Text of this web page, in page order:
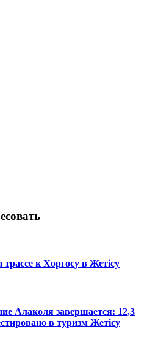
к Хоргосу в Жетісу
Алаколя завершается: 12,3
в туризм Жетісу